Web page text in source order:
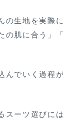
の生地を実際
の肌に合う」
んでいく過程
スーツ選びには